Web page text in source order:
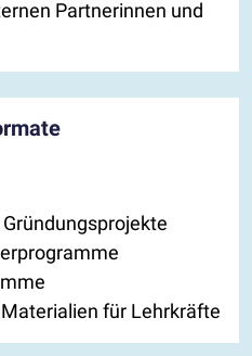
Partnerinnen und
für Lehrkräfte